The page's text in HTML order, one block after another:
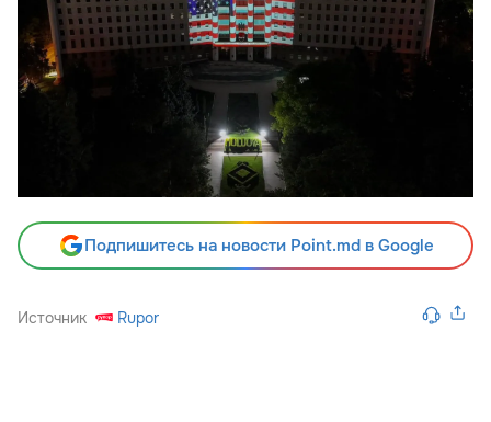
Подпишитесь на новости Point.md в Google
Источник Rupor